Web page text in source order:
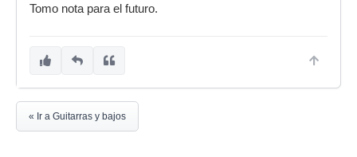
Tomo nota para el futuro.
« Ir a Guitarras y bajos